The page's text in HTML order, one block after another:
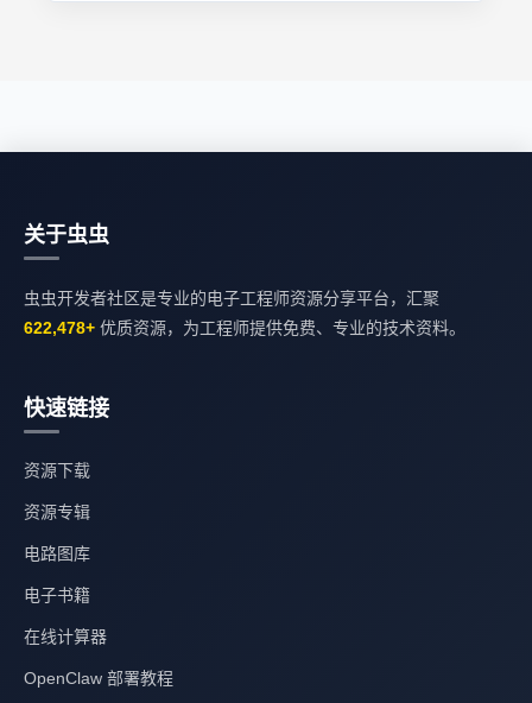
关于虫虫
虫虫开发者社区是专业的电子工程师资源分享平台，汇聚
622,478+ 优质资源，为工程师提供免费、专业的技术资料。
快速链接
资源下载
资源专辑
电路图库
电子书籍
在线计算器
OpenClaw 部署教程